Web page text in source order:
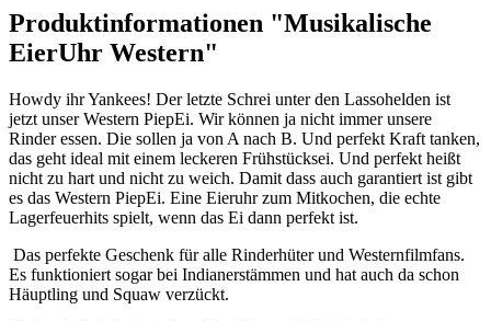
Produktinformationen "Musikalische
EierUhr Western"
Howdy ihr Yankees! Der letzte Schrei unter den Lassohelden ist
jetzt unser Western PiepEi. Wir können ja nicht immer unsere
Rinder essen. Die sollen ja von A nach B. Und perfekt Kraft tanken,
das geht ideal mit einem leckeren Frühstücksei. Und perfekt heißt
nicht zu hart und nicht zu weich. Damit dass auch garantiert ist gibt
es das Western PiepEi. Eine Eieruhr zum Mitkochen, die echte
Lagerfeuerhits spielt, wenn das Ei dann perfekt ist.
Das perfekte Geschenk für alle Rinderhüter und Westernfilmfans.
Es funktioniert sogar bei Indianerstämmen und hat auch da schon
Häuptling und Squaw verzückt.